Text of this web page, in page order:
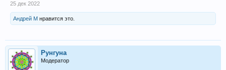
25 дек 2022
Андрей М нравится это.
Рунгуна
Модератор